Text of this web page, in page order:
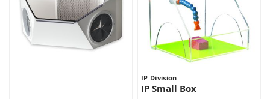
IP Division
IP Small Box